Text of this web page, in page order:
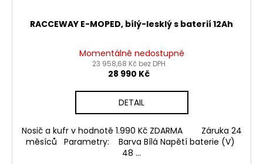
RACCEWAY E-MOPED, bílý-lesklý s baterií 12Ah
Momentálně nedostupné
23 958,68 Kč bez DPH
28 990 Kč
DETAIL
Nosič a kufr v hodnotě 1.990 Kč ZDARMA Záruka 24
měsíců Parametry: Barva Bílá Napětí baterie (V)
48 ...